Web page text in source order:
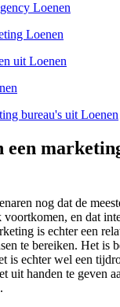
Loenen
Loenen
uit Loenen
bureau's uit Loenen
een
nog dat de
en dat
is echter een
te bereiken. Het is
is echter wel een
uit handen te geven